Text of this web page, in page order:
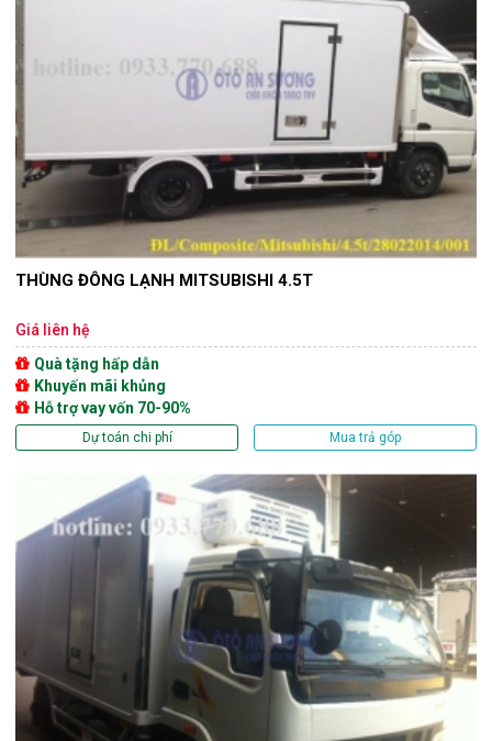
THÙNG ĐÔNG LẠNH MITSUBISHI 4.5T
Giá liên hệ
Quà tặng hấp dẫn
Khuyến mãi khủng
Hỗ trợ vay vốn 70-90%
Dự toán chi phí Mua trả góp